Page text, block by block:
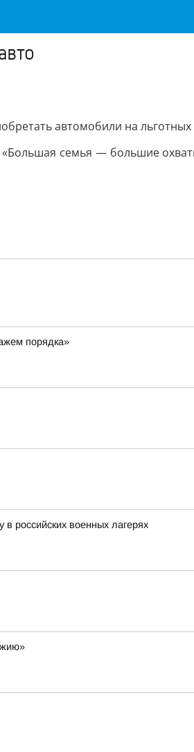
автомобили на льготных
семья — большие
порядка»
в российских военных лагерях